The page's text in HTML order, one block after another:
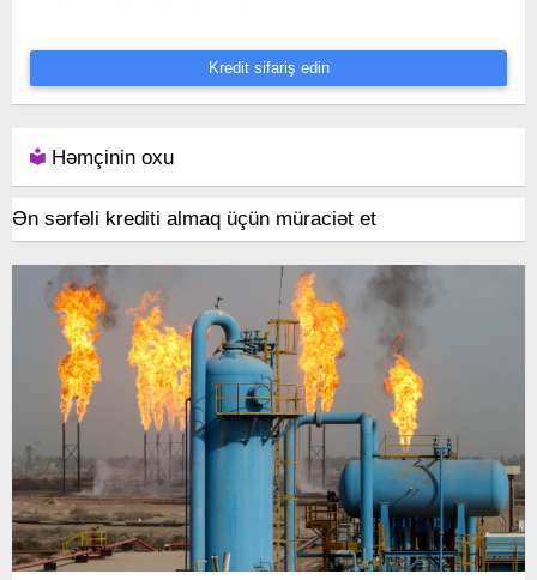
Kredit sifariş edin
Həmçinin oxu
Ən sərfəli krediti almaq üçün müraciət et